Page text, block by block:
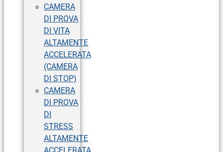
CAMERA
DI PROVA
DI VITA
ALTAMENTE
ACCELERATA
(CAMERA
DI STOP)
CAMERA
DI PROVA
DI
STRESS
ALTAMENTE